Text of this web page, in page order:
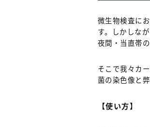
微生物検査に
す。しかしな
夜間・当直帯
そこで我々カ
菌の染色像と
【使い方】